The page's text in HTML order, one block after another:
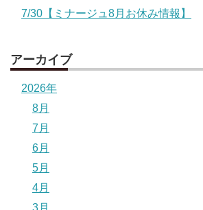
7/30【ミナージュ8月お休み情報】
アーカイブ
2026年
8月
7月
6月
5月
4月
3月